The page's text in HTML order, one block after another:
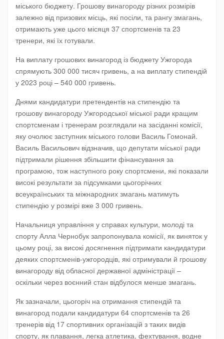
міського бюджету. Грошову винагороду різних розмірів
залежно від призових місць, які посіли, та рангу змагань,
отримають уже цього місяця 37 спортсменів та 23
тренери, які їх готували.
На виплату грошових винагород із бюджету Ужгорода
спрямують 300 000 тисяч гривень, а на виплату стипендій
у 2023 році – 540 000 гривень.
Днями кандидатури претендентів на стипендію та
грошову винагороду Ужгородської міської ради кращим
спортсменам і тренерам розглядали на засіданні комісії,
яку очолює заступник міського голови Василь Гомонай.
Василь Васильович відзначив, що депутати міської ради
підтримали рішення збільшити фінансування за
програмою, тож наступного року спортсмени, які показали
високі результати за підсумками цьогорічних
всеукраїнських та міжнародних змагань матимуть
стипендію у розмірі вже 3 000 гривень.
Начальниця управління у справах культури, молоді та
спорту Алла Чернобук запропонувала комісії, як виняток у
цьому році, за високі досягнення підтримати кандидатури
деяких спортсменів-ужгородців, які отримували й грошову
винагороду від обласної державної адміністрації –
оскільки через воєнний стан відбулося менше змагань.
Як зазначали, цьогоріч на отримання стипендій та
винагород подали кандидатури 64 спортсменів та 26
тренерів від 17 спортивних організацій з таких видів
спорту, як плавання, легка атлетика, фехтування, водне